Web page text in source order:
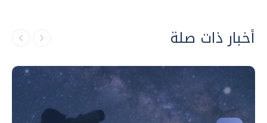
أخبار ذات صلة